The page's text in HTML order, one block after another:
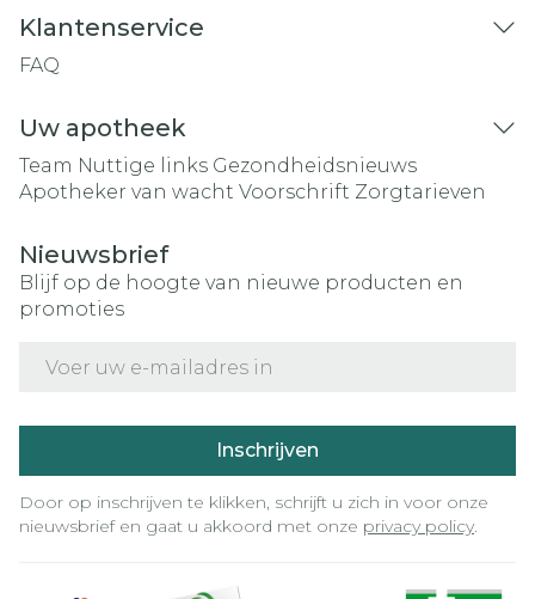
Klantenservice
FAQ
Uw apotheek
Team Nuttige links Gezondheidsnieuws
Apotheker van wacht Voorschrift Zorgtarieven
Nieuwsbrief
Blijf op de hoogte van nieuwe producten en
promoties
Inschrijven
Door op inschrijven te klikken, schrijft u zich in voor onze
nieuwsbrief en gaat u akkoord met onze privacy policy.